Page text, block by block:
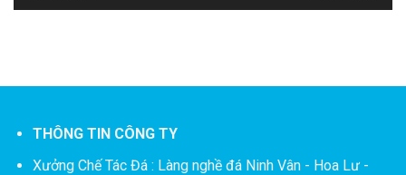
THÔNG TIN CÔNG TY
Xưởng Chế Tác Đá : Làng nghề đá Ninh Vân - Hoa Lư -